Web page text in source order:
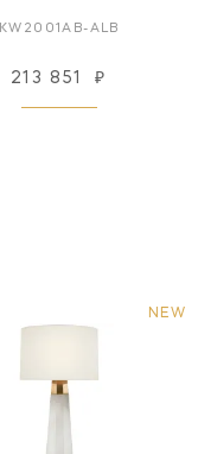
KW2001AB-ALB
213 851 ₽
NEW